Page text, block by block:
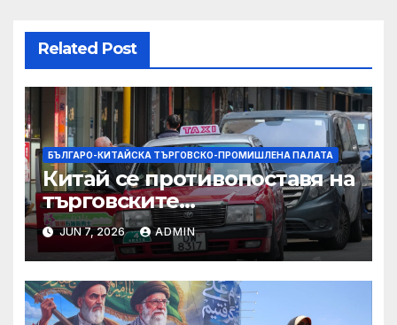
Related Post
БЪЛГАРО-КИТАЙСКА ТЪРГОВСКО-ПРОМИШЛЕНА ПАЛАТА
Китай се противопоставя на
търговските
ограничителни мерки на
САЩ във връзка с искове за
принудителен труд:
Министерство на
търговията
JUN 7, 2026 ADMIN